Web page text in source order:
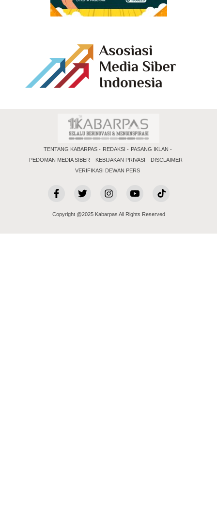
TENTANG KABARPAS REDAKSI
PASANG IKLAN
PEDOMAN MEDIA SIBER
KEBIJAKAN PRIVASI
DISCLAIMER
VERIFIKASI DEWAN PERS
Copyright @2025 Kabarpas All Rights Reserved